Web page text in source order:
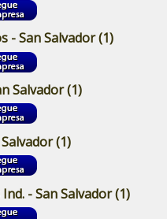
- San Salvador(1)
Salvador(1)
(1)
- San Salvador(1)